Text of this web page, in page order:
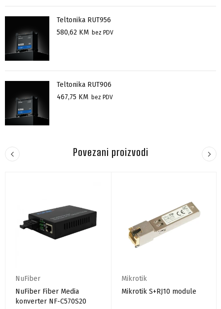
Teltonika RUT956
580,62 KM bez PDV
Teltonika RUT906
467,75 KM bez PDV
Povezani proizvodi
NuFiber
NuFiber Fiber Media
konverter NF-C570S20
Mikrotik
Mikrotik S+RJ10 module